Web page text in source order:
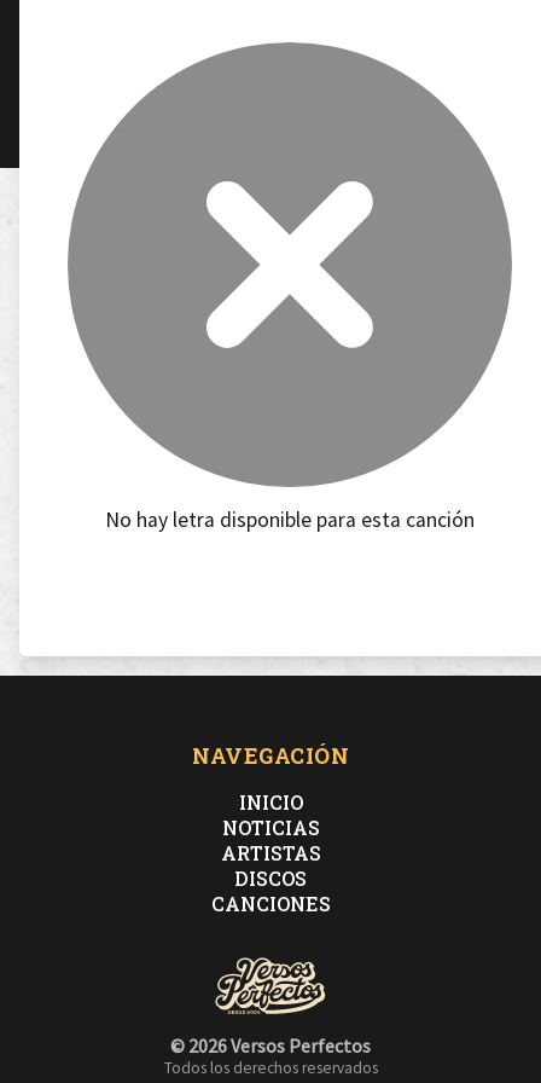
No hay letra disponible para esta canción
NAVEGACIÓN
INICIO
NOTICIAS
ARTISTAS
DISCOS
CANCIONES
© 2026 Versos Perfectos
Todos los derechos reservados